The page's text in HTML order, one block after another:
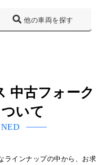
他の車両を探す
中古フォーク
いて
ラインナップの中から、お求